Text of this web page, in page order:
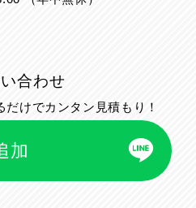
合わせ
だけでカンタン見積もり！
加